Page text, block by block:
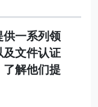
一系列领
文件认证
解他们提